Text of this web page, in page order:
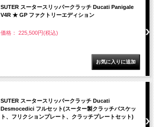
SUTER スータースリッパークラッチ Ducati Panigale
V4R ★ GP ファクトリーエディション
価格： 225,500円(税込)
SUTER スータースリッパークラッチ Ducati
Desmocedici フルセット(スーター製クラッチバスケッ
ト、フリクションプレート、クラッチプレートセット)